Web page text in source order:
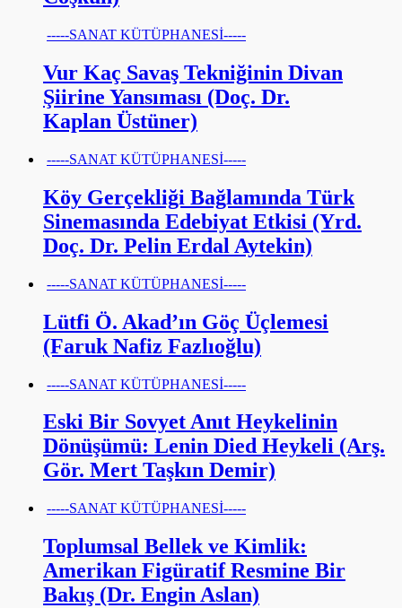
-----SANAT KÜTÜPHANESİ-----
Vur Kaç Savaş Tekniğinin Divan
Şiirine Yansıması (Doç. Dr.
Kaplan Üstüner)
-----SANAT KÜTÜPHANESİ-----
Köy Gerçekliği Bağlamında Türk
Sinemasında Edebiyat Etkisi (Yrd.
Doç. Dr. Pelin Erdal Aytekin)
-----SANAT KÜTÜPHANESİ-----
Lütfi Ö. Akad’ın Göç Üçlemesi
(Faruk Nafiz Fazlıoğlu)
-----SANAT KÜTÜPHANESİ-----
Eski Bir Sovyet Anıt Heykelinin
Dönüşümü: Lenin Died Heykeli (Arş.
Gör. Mert Taşkın Demir)
-----SANAT KÜTÜPHANESİ-----
Toplumsal Bellek ve Kimlik:
Amerikan Figüratif Resmine Bir
Bakış (Dr. Engin Aslan)